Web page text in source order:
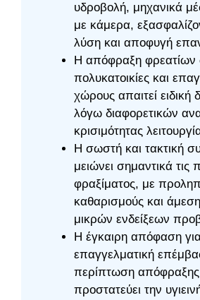
υδροβολή, μηχανικά
με κάμερα,
λύση και αποφυγή
Η απόφραξη φρεατίων
πολυκατοικίες και
χώρους απαιτεί ειδική
λόγω διαφορετικών
κρισιμότητας
Η σωστή και τακτική
μειώνει σημαντικά τις
φραξίματος, με
καθαρισμούς και
μικρών ενδείξεων
Η έγκαιρη απόφαση
επαγγελματική
περίπτωση απόφραξης
προστατεύει την